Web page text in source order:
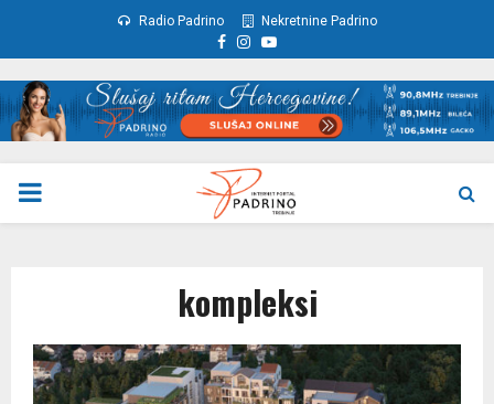
Radio Padrino Nekretnine Padrino
Facebook
Instagram
Youtube
PRIMARY
kompleksi